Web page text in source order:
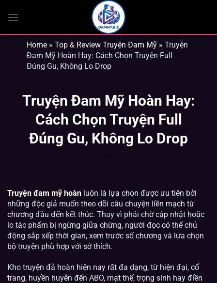
qua
Home » Top & Review Truyện Đam Mỹ » Truyện
Đam Mỹ Hoàn Hay: Cách Chọn Truyện Full
Đúng Gu, Không Lo Drop
Truyện Đam Mỹ Hoàn Hay:
Cách Chọn Truyện Full
Đúng Gu, Không Lo Drop
Truyện đam mỹ hoàn luôn là lựa chọn được ưu tiên bởi
những độc giả muốn theo dõi câu chuyện liền mạch từ
chương đầu đến kết thúc. Thay vì phải chờ cập nhật hoặc
lo tác phẩm bị ngừng giữa chừng, người đọc có thể chủ
động sắp xếp thời gian, xem trước số chương và lựa chọn
bộ truyện phù hợp với sở thích.
Kho truyện đã hoàn hiện nay rất đa dạng, từ hiện đại, cổ
trang, huyền huyễn đến ABO, mạt thế, trọng sinh hay điền